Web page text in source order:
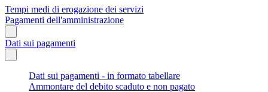
Tempi medi di erogazione dei servizi
Pagamenti dell'amministrazione
Dati sui pagamenti
Dati sui pagamenti - in formato tabellare
Ammontare del debito scaduto e non pagato